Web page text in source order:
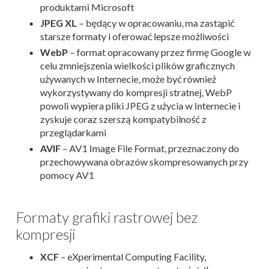
produktami Microsoft
JPEG XL – będący w opracowaniu, ma zastąpić
starsze formaty i oferować lepsze możliwości
WebP – format opracowany przez firmę Google w
celu zmniejszenia wielkości plików graficznych
używanych w Internecie, może być również
wykorzystywany do kompresji stratnej, WebP
powoli wypiera pliki JPEG z użycia w Internecie i
zyskuje coraz szerszą kompatybilność z
przeglądarkami
AVIF – AV1 Image File Format, przeznaczony do
przechowywana obrazów skompresowanych przy
pomocy AV1
Formaty grafiki rastrowej bez
kompresji
XCF – eXperimental Computing Facility,